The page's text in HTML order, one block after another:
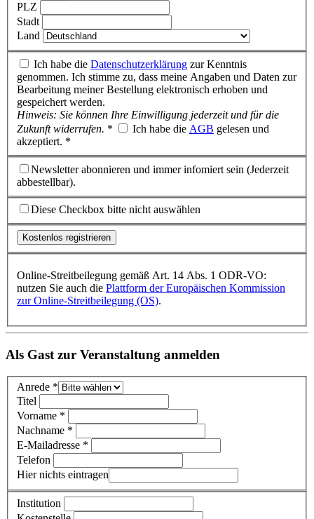
PLZ
Stadt
Land
Ich habe die Datenschutzerklärung zur Kenntnis
genommen. Ich stimme zu, dass meine Angaben und Daten zur
Bearbeitung meiner Bestellung elektronisch erhoben und
gespeichert werden.
Hinweis: Sie können Ihre Einwilligung jederzeit und für die
Zukunft widerrufen. * Ich habe die AGB gelesen und
akzeptiert. *
Newsletter abonnieren und immer infomiert sein (Jederzeit
abbestellbar).
Diese Checkbox bitte nicht auswählen
Online-Streitbeilegung gemäß Art. 14 Abs. 1 ODR-VO:
nutzen Sie auch die Plattform der Europäischen Kommission
zur Online-Streitbeilegung (OS).
Als Gast zur Veranstaltung anmelden
Anrede *
Titel
Vorname *
Nachname *
E-Mailadresse *
Telefon
Hier nichts eintragen
Institution